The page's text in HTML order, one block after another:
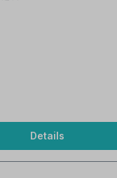
Details